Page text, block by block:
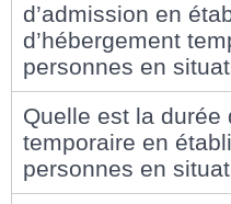
d’admission en
d’hébergement
personnes en
Quelle est la durée
temporaire en
personnes en